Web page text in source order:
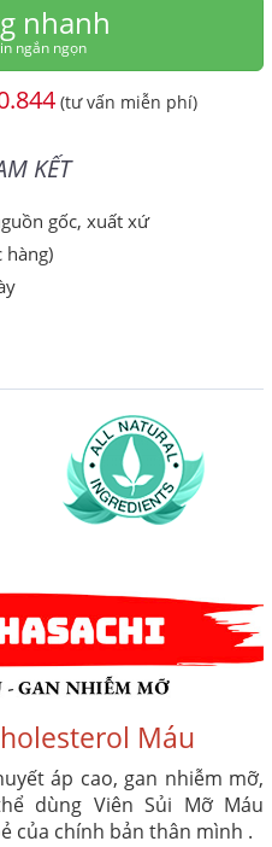
nhanh
ngắn ngọn
(tư vấn miễn phí)
KẾT
gốc, xuất xứ
hàng)
Máu
áp cao, gan nhiễm mỡ,
dùng Viên Sủi Mỡ Máu
của chính bản thân mình .